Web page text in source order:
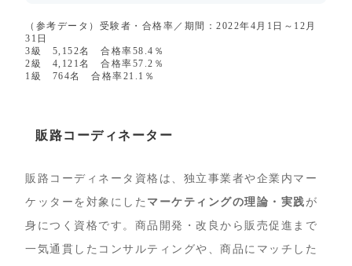
（参考データ）受験者・合格率／期間：2022年4月1日～12月
31日
3級 5,152名 合格率58.4％
2級 4,121名 合格率57.2％
1級 764名 合格率21.1％
販路コーディネーター
販路コーディネータ資格は、独立事業者や企業内マー
ケッターを対象にした マーケティングの理論・実践 が
身につく資格です。商品開発・改良から販売促進まで
一気通貫したコンサルティングや、商品にマッチした